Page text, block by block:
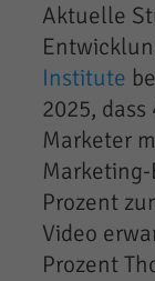
Aktuelle
Institute
2025,
Marketer
Prozent
Video
Prozent